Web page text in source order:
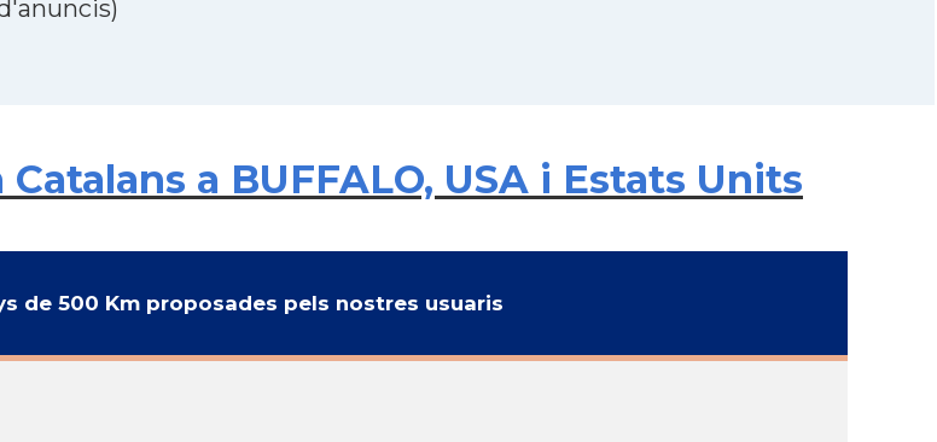
a BUFFALO, USA i Estats Units
de 500 Km proposades pels nostres usuaris